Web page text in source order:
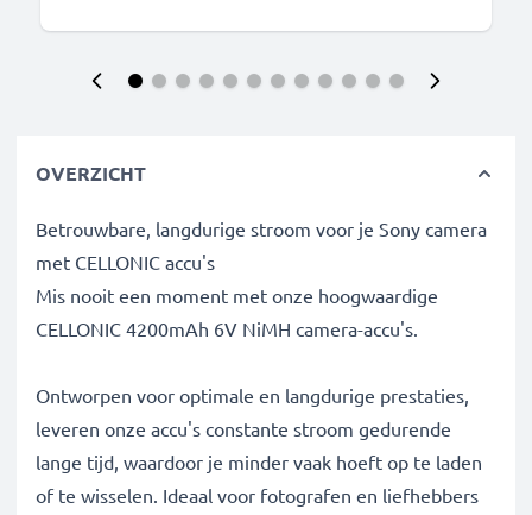
OVERZICHT
Betrouwbare, langdurige stroom voor je Sony camera
met CELLONIC accu's
Mis nooit een moment met onze hoogwaardige
CELLONIC 4200mAh 6V NiMH camera-accu's.
Ontworpen voor optimale en langdurige prestaties,
leveren onze accu's constante stroom gedurende
lange tijd, waardoor je minder vaak hoeft op te laden
of te wisselen. Ideaal voor fotografen en liefhebbers